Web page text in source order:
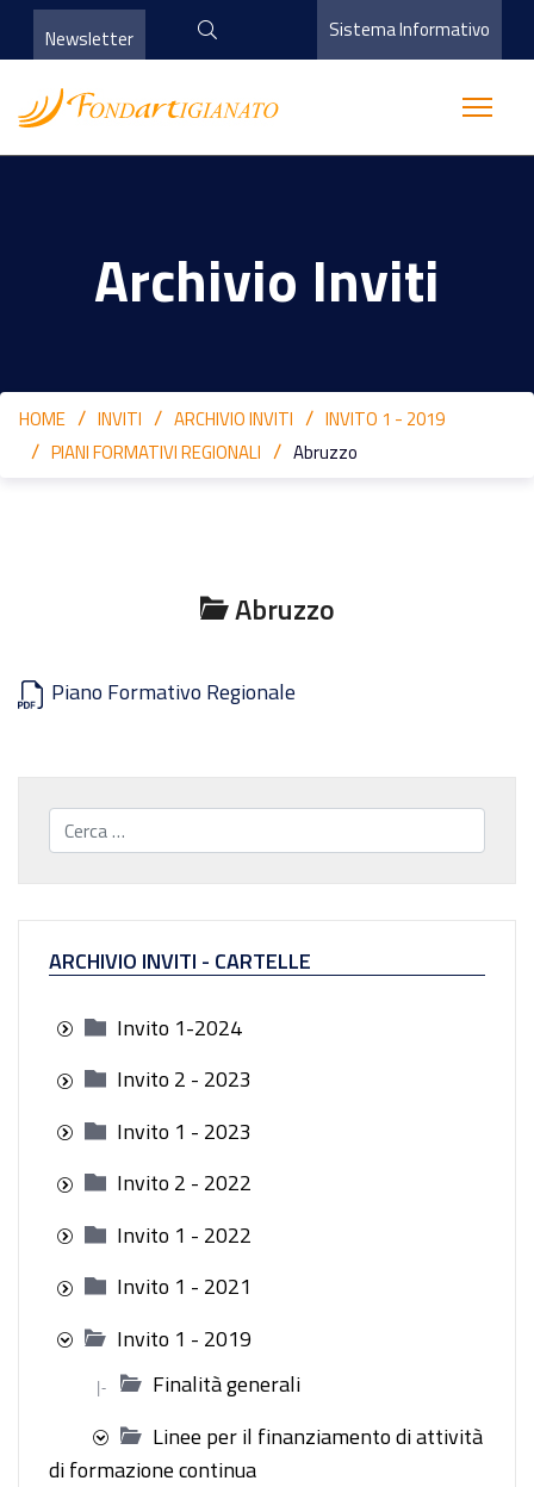
Newsletter Sistema Informativo
Archivio Inviti
HOME INVITI ARCHIVIO INVITI
INVITO 1 - 2019
PIANI FORMATIVI REGIONALI
Abruzzo
Abruzzo
Piano Formativo Regionale
Cerca...
ARCHIVIO INVITI - CARTELLE
Invito 1-2024
Invito 2 - 2023
Invito 1 - 2023
Invito 2 - 2022
Invito 1 - 2022
Invito 1 - 2021
Invito 1 - 2019
|-
Finalità generali
Linee per il finanziamento di attività
di formazione continua